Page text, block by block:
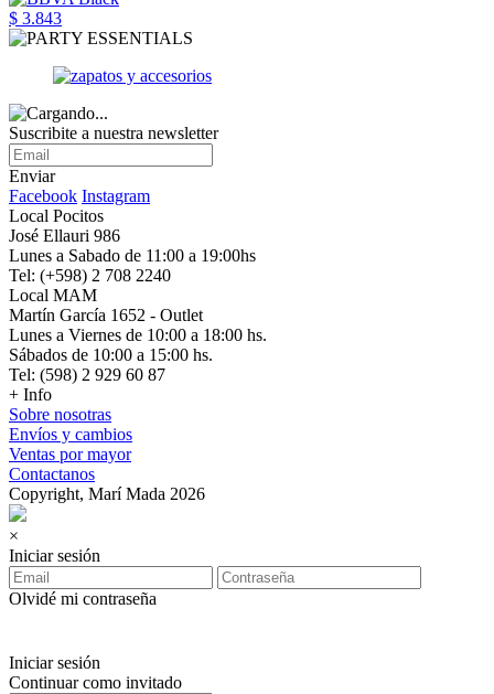
$ 3.843
Suscribite a nuestra newsletter
Enviar
Facebook Instagram
Local Pocitos
José Ellauri 986
Lunes a Sabado de 11:00 a 19:00hs
Tel: (+598) 2 708 2240
Local MAM
Martín García 1652 - Outlet
Lunes a Viernes de 10:00 a 18:00 hs.
Sábados de 10:00 a 15:00 hs.
Tel: (598) 2 929 60 87
+ Info
Sobre nosotras
Envíos y cambios
Ventas por mayor
Contactanos
Copyright, Marí Mada 2026
×
Iniciar sesión
Olvidé mi contraseña
Iniciar sesión
Continuar como invitado